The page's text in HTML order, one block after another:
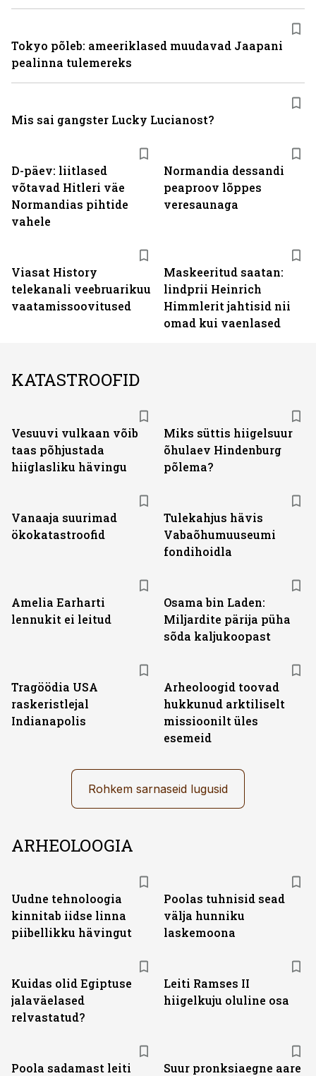
D-päev: liitlased
võtavad Hitleri väe
Normandias pihtide
vahele
Normandia dessandi
peaproov lõppes
veresaunaga
Viasat History
telekanali veebruarikuu
vaatamissoovitused
Maskeeritud saatan:
lindprii Heinrich
Himmlerit jahtisid nii
omad kui vaenlased
Tokyo põleb: ameeriklased muudavad Jaapani
pealinna tulemereks
Mis sai gangster Lucky Lucianost?
KATASTROOFID
Vesuuvi vulkaan võib
taas põhjustada
hiiglasliku hävingu
Miks süttis hiigelsuur
õhulaev Hindenburg
põlema?
Vanaaja suurimad
ökokatastroofid
Tulekahjus hävis
Vabaõhumuuseumi
fondihoidla
Amelia Earharti
lennukit ei leitud
Osama bin Laden:
Miljardite pärija püha
sõda kaljukoopast
Tragöödia USA
raskeristlejal
Indianapolis
Arheoloogid toovad
hukkunud arktiliselt
missioonilt üles
esemeid
Rohkem sarnaseid lugusid
ARHEOLOOGIA
Uudne tehnoloogia
kinnitab iidse linna
piibellikku hävingut
Poolas tuhnisid sead
välja hunniku
laskemoona
Kuidas olid Egiptuse
jalaväelased
relvastatud?
Leiti Ramses II
hiigelkuju oluline osa
Poola sadamast leiti
Suur pronksiaegne aare